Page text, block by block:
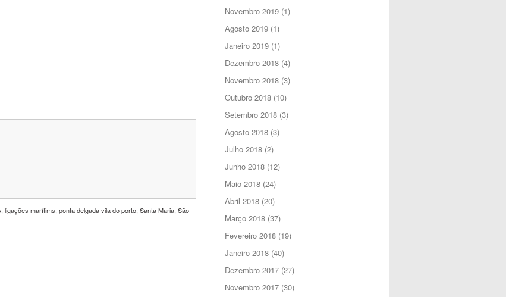
ligações marítims ponta delgada vila do porto Santa Maria São
Novembro 2019(1)
Agosto 2019(1)
Janeiro 2019(1)
Dezembro 2018(4)
Novembro 2018(3)
Outubro 2018(10)
Setembro 2018(3)
Agosto 2018(3)
Julho 2018(2)
Junho 2018(12)
Maio 2018(24)
Abril 2018(20)
Março 2018(37)
Fevereiro 2018(19)
Janeiro 2018(40)
Dezembro 2017(27)
Novembro 2017(30)